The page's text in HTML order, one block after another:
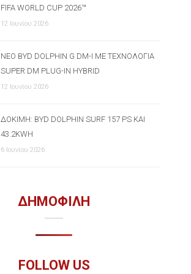
FIFA WORLD CUP 2026™
12 Ιουνίου 2026
ΝΈΟ BYD DOLPHIN G DM-I ΜΕ ΤΕΧΝΟΛΟΓΊΑ
SUPER DM PLUG-IN HYBRID
12 Ιουνίου 2026
ΔΟΚΙΜΉ: BYD DOLPHIN SURF 157 PS ΚΑΙ
43.2KWH
6 Ιουνίου 2026
ΔΗΜΟΦΙΛΗ
FOLLOW US